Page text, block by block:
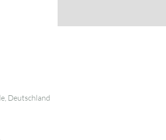
Deutschland